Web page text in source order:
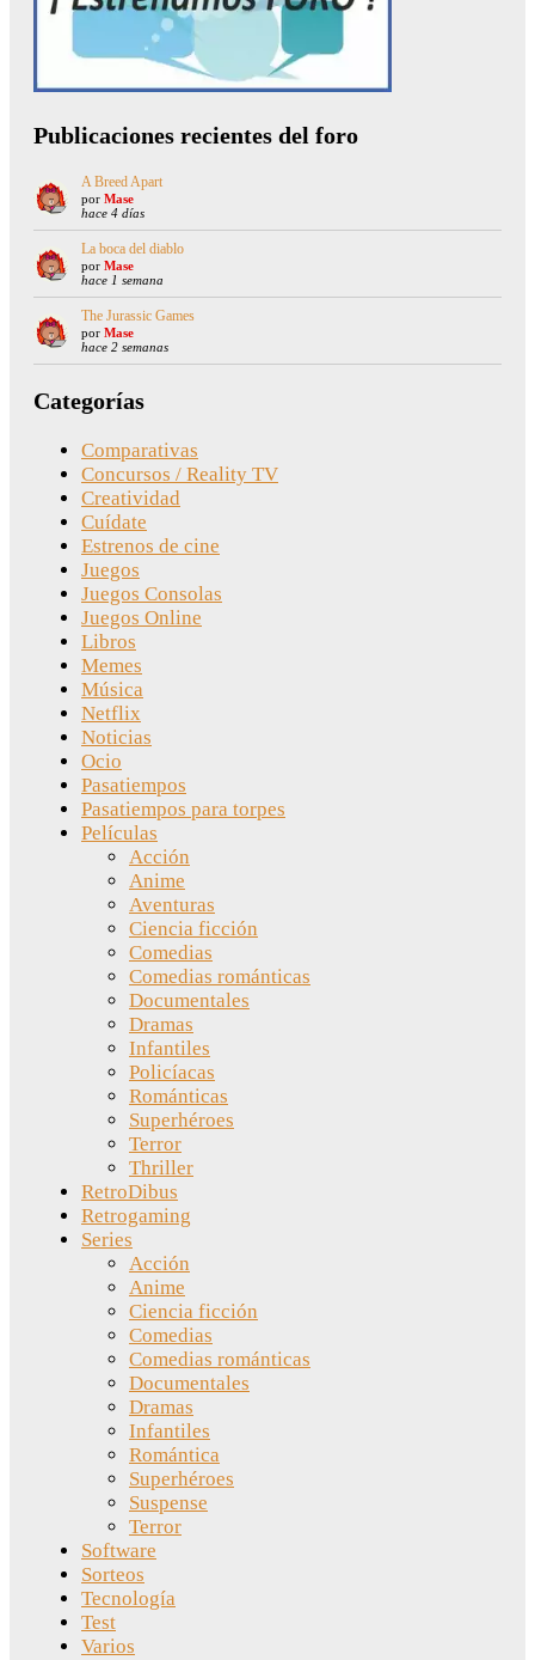
Publicaciones recientes del foro
A Breed Apart
por Mase
hace 4 días
La boca del diablo
por Mase
hace 1 semana
The Jurassic Games
por Mase
hace 2 semanas
Categorías
Comparativas
Concursos / Reality TV
Creatividad
Cuídate
Estrenos de cine
Juegos
Juegos Consolas
Juegos Online
Libros
Memes
Música
Netflix
Noticias
Ocio
Pasatiempos
Pasatiempos para torpes
Películas
Acción
Anime
Aventuras
Ciencia ficción
Comedias
Comedias románticas
Documentales
Dramas
Infantiles
Policíacas
Románticas
Superhéroes
Terror
Thriller
RetroDibus
Retrogaming
Series
Acción
Anime
Ciencia ficción
Comedias
Comedias románticas
Documentales
Dramas
Infantiles
Romántica
Superhéroes
Suspense
Terror
Software
Sorteos
Tecnología
Test
Varios